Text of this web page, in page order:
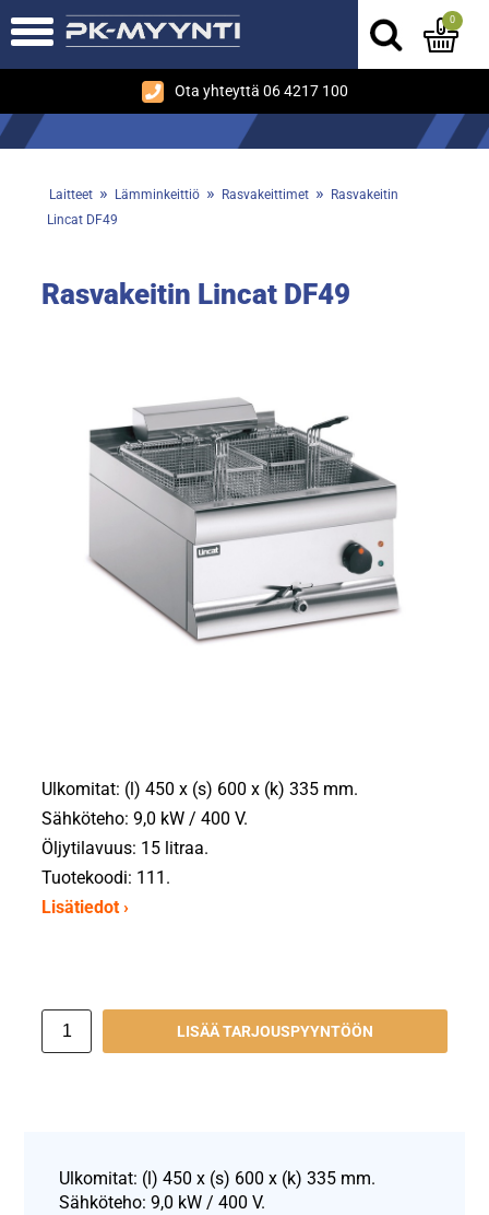
Ota yhteyttä 06 4217 100
0
Laitteet » Lämminkeittiö » Rasvakeittimet »
Rasvakeitin
Lincat DF49
Rasvakeitin Lincat DF49
Ulkomitat: (l) 450 x (s) 600 x (k) 335 mm.
Sähköteho: 9,0 kW / 400 V.
Öljytilavuus: 15 litraa.
Tuotekoodi: 111.
Lisätiedot ›
LISÄÄ TARJOUSPYYNTÖÖN
Ulkomitat: (l) 450 x (s) 600 x (k) 335 mm.
Sähköteho: 9,0 kW / 400 V.